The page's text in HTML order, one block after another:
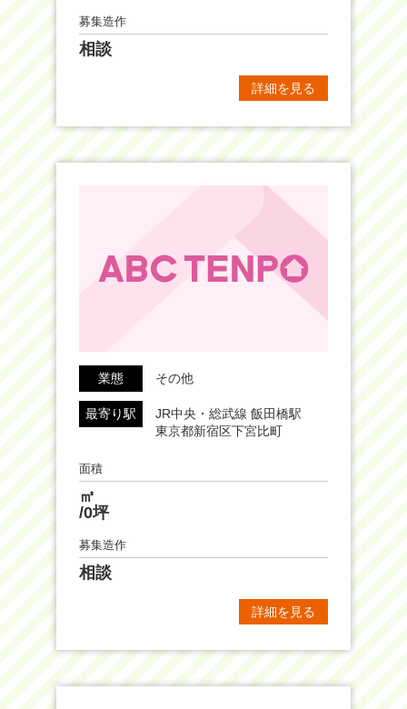
募集造作
相談
詳細を見る
業態 その他
最寄り駅
JR中央・総武線 飯田橋駅
東京都新宿区下宮比町
面積
㎡
/0坪
募集造作
相談
詳細を見る